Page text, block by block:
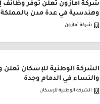
شركة أمازون تعلن توفر وظائف
وهندسية في عدة مدن بالمملكة
شركة أمازون
الشركة الوطنية للإسكان تعلن
والنساء في الدمام وجدة
الشركة الوطنية للإسكان